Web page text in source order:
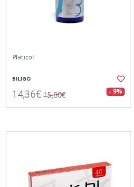
Platicol
BILIGO
14,36€ 15,80€ - 9%